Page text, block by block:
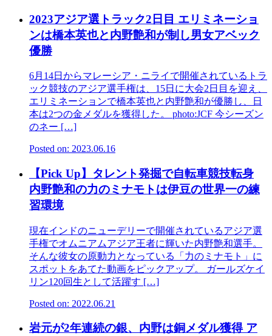
2023アジア選トラック2日目 エリミネーショ
ンは橋本英也と内野艶和が制し男女アベック
優勝
6月14日からマレーシア・ニライで開催されているトラ
ック競技のアジア選手権は、15日に大会2日目を迎え、
エリミネーションで橋本英也と内野艶和が優勝し、日
本は2つの金メダルを獲得した。 photo:JCF 今シーズン
のネー […]
Posted on: 2023.06.16
【Pick Up】タレント発掘で自転車競技転身
内野艶和の力のミナモトは伊豆の世界一の練
習環境
現在インドのニューデリーで開催されているアジア選
手権でオムニアムアジア王者に輝いた内野艶和選手。
そんな彼女の原動力となっている「力のミナモト」に
スポットをあてた動画をピックアップ。 ガールズケイ
リン120回生として活躍す […]
Posted on: 2022.06.21
岩元が2年連続の銀、内野は銅メダル獲得 ア